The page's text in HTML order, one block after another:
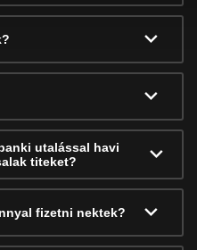
utalással havi
titeket?
fizetni nektek?